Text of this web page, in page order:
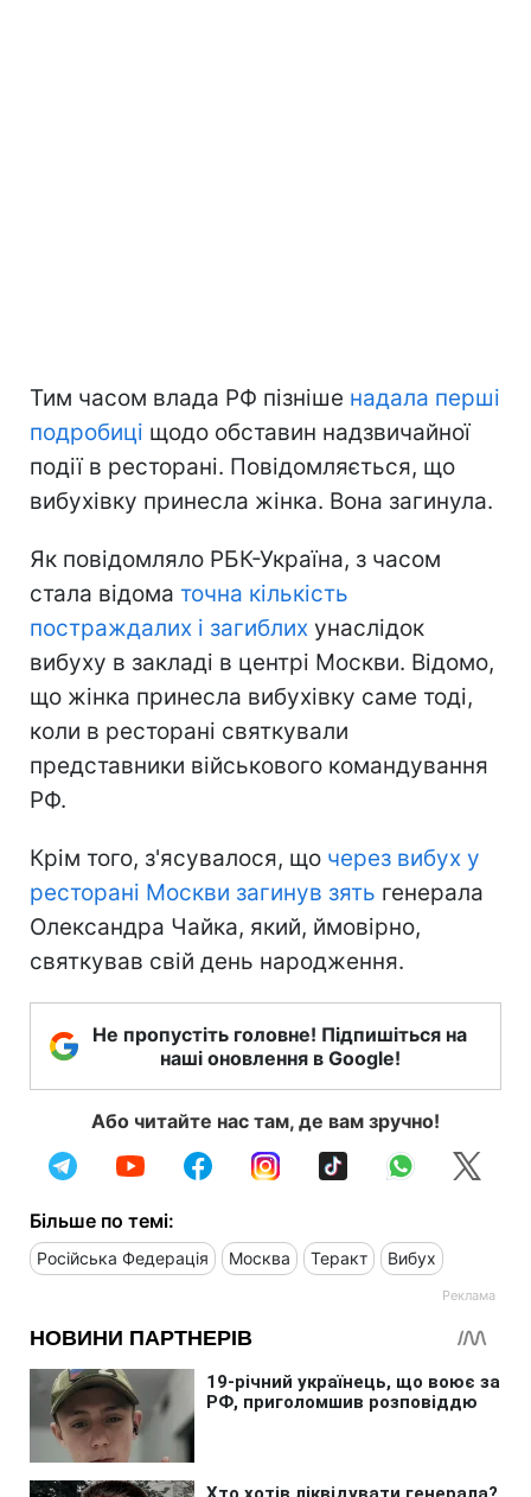
Тим часом влада РФ пізніше надала перші
подробиці щодо обставин надзвичайної
події в ресторані. Повідомляється, що
вибухівку принесла жінка. Вона загинула.
Як повідомляло РБК-Україна, з часом
стала відома точна кількість
постраждалих і загиблих унаслідок
вибуху в закладі в центрі Москви. Відомо,
що жінка принесла вибухівку саме тоді,
коли в ресторані святкували
представники військового командування
РФ.
Крім того, з'ясувалося, що через вибух у
ресторані Москви загинув зять генерала
Олександра Чайка, який, ймовірно,
святкував свій день народження.
Не пропустіть головне! Підпишіться на
наші оновлення в Google!
Або читайте нас там, де вам зручно!
Більше по темі:
Російська Федерація Москва Теракт Вибух